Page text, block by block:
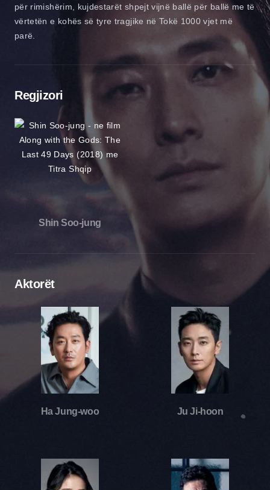
për rimishërim, kujdestarët shpejt vijnë ballë për ballë me të
vërtetën e kohës së tyre tragjike në Tokë 1000 vjet më
parë.
Regjizori
Shin Soo-jung
Aktorët
Ha Jung-woo Ju Ji-hoon